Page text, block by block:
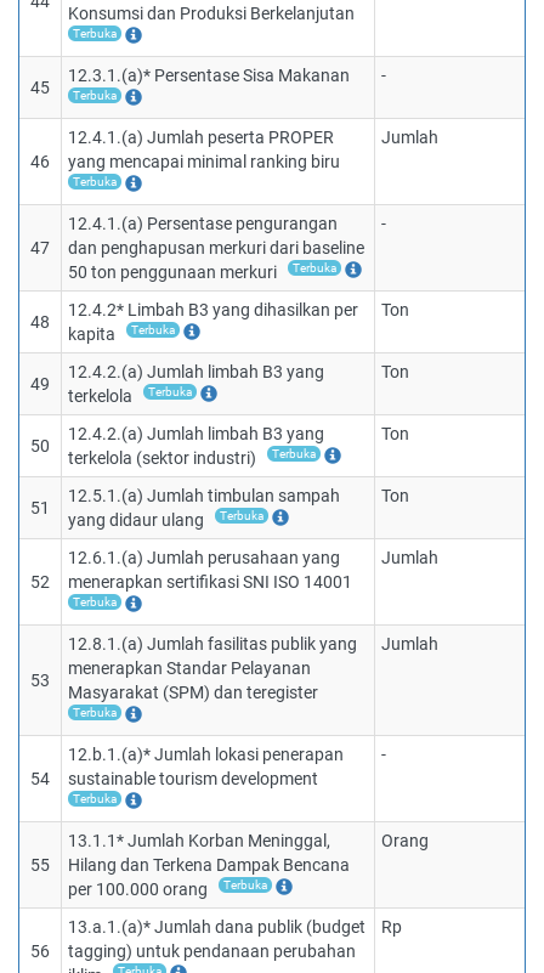
Konsumsi dan Produksi Berkelanjutan
Terbuka
45
12.3.1.(a)* Persentase Sisa Makanan
Terbuka
-
46
12.4.1.(a) Jumlah peserta PROPER
yang mencapai minimal ranking biru
Terbuka
Jumlah
47
12.4.1.(a) Persentase pengurangan
dan penghapusan merkuri dari baseline
50 ton penggunaan merkuri
Terbuka
-
48
12.4.2* Limbah B3 yang dihasilkan per
kapita
Terbuka
Ton
49
12.4.2.(a) Jumlah limbah B3 yang
terkelola
Terbuka
Ton
50
12.4.2.(a) Jumlah limbah B3 yang
terkelola (sektor industri)
Terbuka
Ton
51
12.5.1.(a) Jumlah timbulan sampah
yang didaur ulang
Terbuka
Ton
52
12.6.1.(a) Jumlah perusahaan yang
menerapkan sertifikasi SNI ISO 14001
Terbuka
Jumlah
53
12.8.1.(a) Jumlah fasilitas publik yang
menerapkan Standar Pelayanan
Masyarakat (SPM) dan teregister
Terbuka
Jumlah
54
12.b.1.(a)* Jumlah lokasi penerapan
sustainable tourism development
Terbuka
-
55
13.1.1* Jumlah Korban Meninggal,
Hilang dan Terkena Dampak Bencana
per 100.000 orang
Terbuka
Orang
56
13.a.1.(a)* Jumlah dana publik (budget
tagging) untuk pendanaan perubahan
Rp